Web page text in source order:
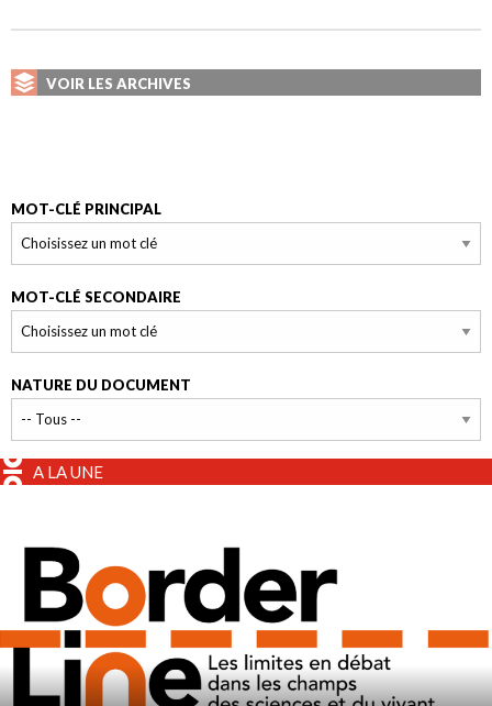
VOIR LES ARCHIVES
MOT-CLÉ PRINCIPAL
MOT-CLÉ SECONDAIRE
NATURE DU DOCUMENT
A LA UNE